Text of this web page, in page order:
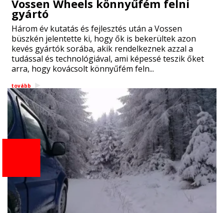
Vossen Wheels könnyűfém felni
gyártó
Három év kutatás és fejlesztés után a Vossen
büszkén jelentette ki, hogy ők is bekerültek azon
kevés gyártók sorába, akik rendelkeznek azzal a
tudással és technológiával, ami képessé teszik őket
arra, hogy kovácsolt könnyűfém feln...
tovább